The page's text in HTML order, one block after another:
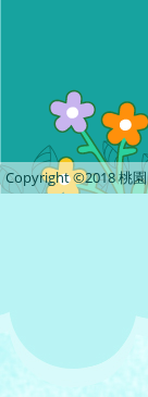
Copyright ©2018 桃